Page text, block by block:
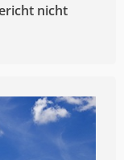
nicht